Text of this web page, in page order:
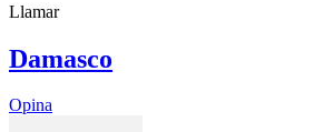
Llamar
Damasco
Opina